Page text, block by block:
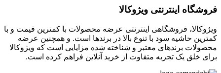
فروشگاه اینترنتی ویژوکالا
ویژوکالا، فروشگاهی اینترنتی عرضه محصولات با کمترین قیمت و با
کمترین حاشیه سود با تنوع بالا در برندها است. و همچنین عرضه
محصولات برندهای معتبر و شناخته شده مزایایی است که ویژوکالا
برای خلق یک تجربه متفاوت از خرید آنلاین فراهم کرده است.